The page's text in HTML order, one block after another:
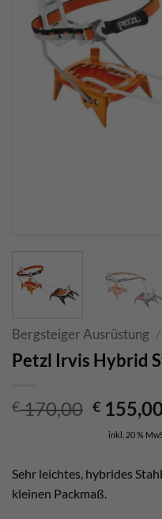
Bergsteiger Ausrüstung /
Petzl Irvis Hybrid
€170,00
Preis
war:
€ 170,00
€
inkl. 20 %
Sehr leichtes, hybrides
kleinen Packmaß.